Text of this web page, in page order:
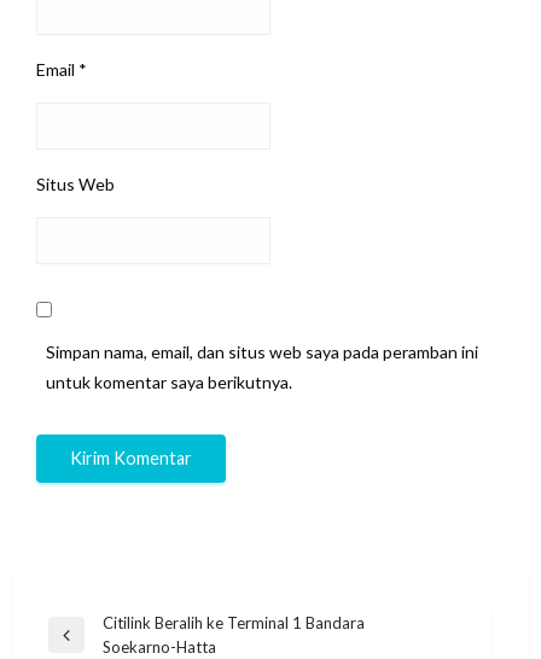
Email *
Situs Web
Simpan nama, email, dan situs web saya pada peramban ini
untuk komentar saya berikutnya.
Navigasi
Previous
Citilink Beralih ke Terminal 1 Bandara
Soekarno-Hatta